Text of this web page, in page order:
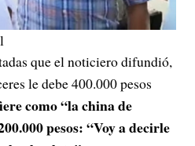
que el noticiero difundió,
le debe 400.000 pesos
como “la china de
pesos: “Voy a decirle